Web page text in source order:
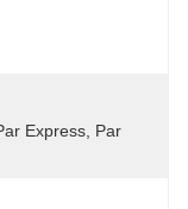
Express, Par